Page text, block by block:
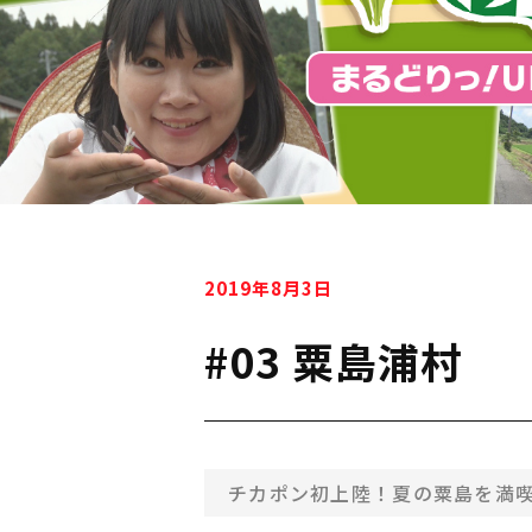
2019年8月3日
#03 粟島浦村
チカポン初上陸！夏の粟島を満